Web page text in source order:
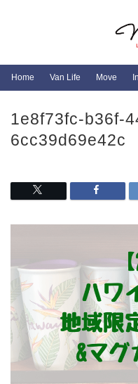
Home Van Life Move
1e8f73fc-b36f-
6cc39d69e42c